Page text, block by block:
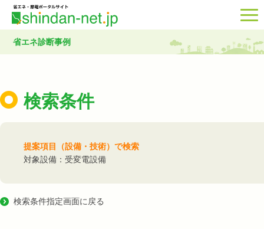
省エネ診断事例
検索条件
提案項目（設備・技術）で検索
対象設備：受変電設備
検索条件指定画面に戻る